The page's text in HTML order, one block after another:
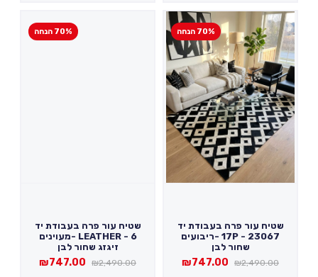
70% הנחה
שטיח עור פרה בעבודת יד
17P - 23067 -ריבועים
שחור לבן
₪2,490.00
המחיר
₪747.00
המחיר
70% הנחה
שטיח עור פרה בעבודת יד
LEATHER - 6 -מעוינים
זיגזג שחור לבן
₪2,490.00
המחיר
₪747.00
המחיר